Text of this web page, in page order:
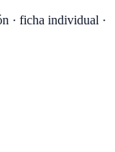
· ficha individual ·